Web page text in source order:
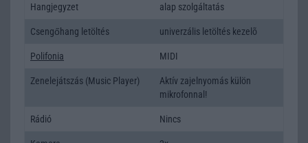
Hangjegyzet alap szolgáltatás
Csengőhang letöltés univerzális letöltés kezelõ
Polifonia MIDI
Zenelejátszás (Music Player)
Aktív zajelnyomás külön
mikrofonnal!
Rádió Nincs